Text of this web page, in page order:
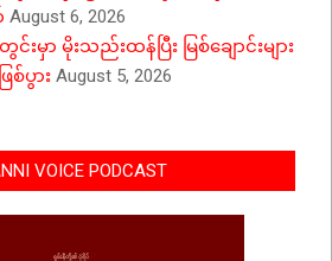
August 6, 2026
မှာ မိုးသည်းထန်ပြီး မြစ်ချောင်းများ
စ်ပွား August 5, 2026
VOICE PODCAST